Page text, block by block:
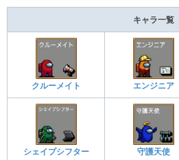
キャラ一覧
クルーメイト エンジニア
シェイプシフター 守護天使